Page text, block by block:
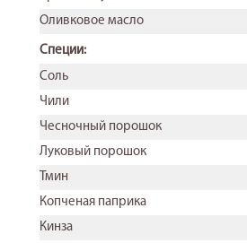
Оливковое масло
Специи:
Соль
Чили
Чесночный порошок
Луковый порошок
Тмин
Копченая паприка
Кинза